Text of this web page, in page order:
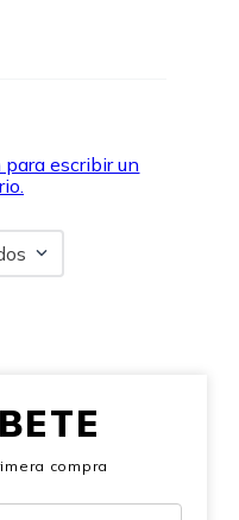
escribir un
compra